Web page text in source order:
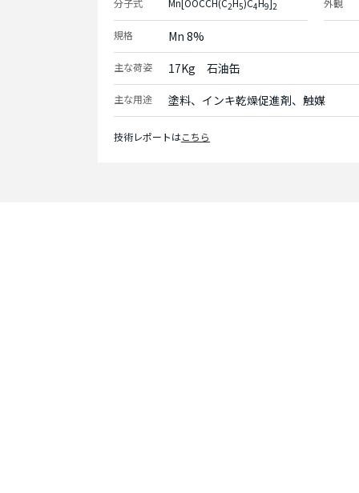
分子式 Mn[OOCCH(C2H5)C4H9]2 外観
規格 Mn 8%
主な荷姿 17Kg　石油缶
主な用途 塗料、インキ乾燥促進剤、触媒
技術レポートはこちら